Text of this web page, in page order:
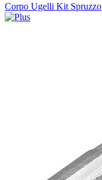
Corpo Ugelli Kit Spruzzo